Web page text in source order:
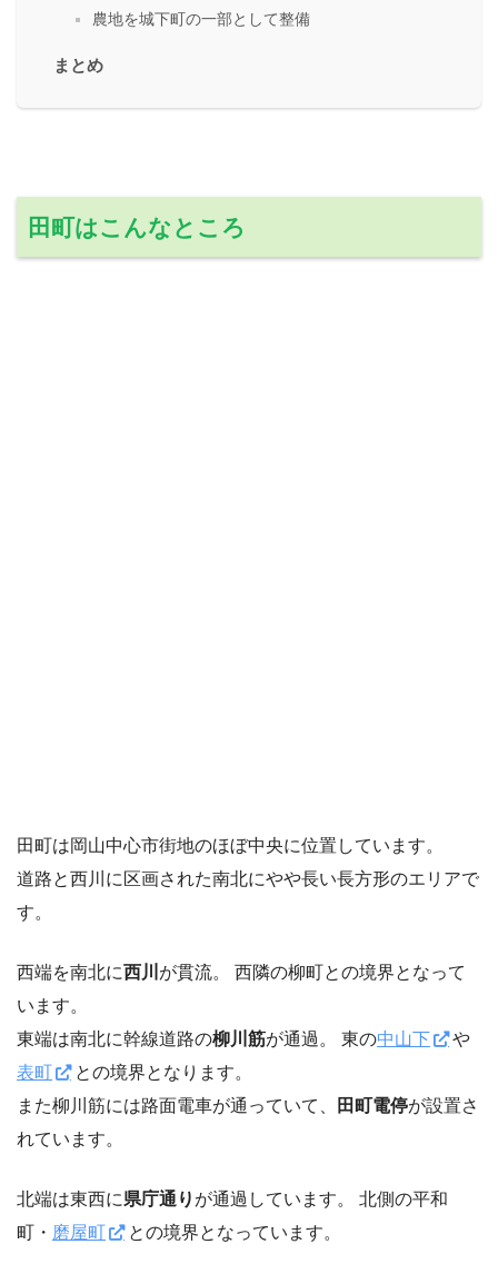
農地を城下町の一部として整備
まとめ
田町はこんなところ
田町は岡山中心市街地のほぼ中央に位置しています。
道路と西川に区画された南北にやや長い長方形のエリアで
す。
西端を南北に西川 が貫流。 西隣の柳町との境界となって
います。
東端は南北に幹線道路の柳川筋が通過。 東の中山下
や
表町
との境界となります。
また柳川筋には路面電車が通っていて、
田町電停が設置さ
れています。
北端は東西に県庁通り が通過しています。 北側の平和
町・ 磨屋町 との境界となっています。